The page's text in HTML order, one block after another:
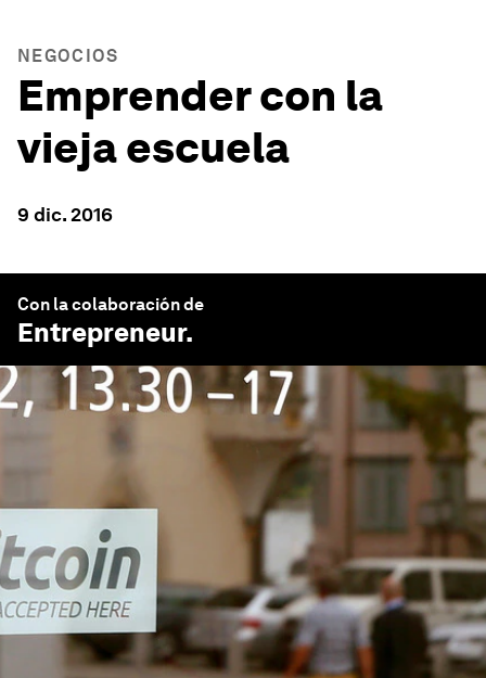
NEGOCIOS
Emprender con la
vieja escuela
9 dic. 2016
Con la colaboración de
Entrepreneur.